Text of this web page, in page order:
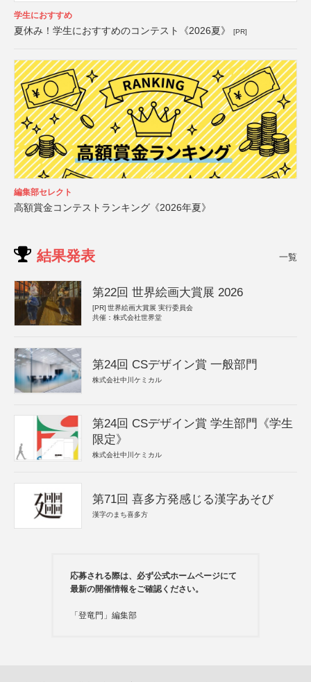
学生におすすめ
夏休み！学生におすすめのコンテスト《2026夏》 [PR]
編集部セレクト
高額賞金コンテストランキング《2026年夏》
結果発表 一覧
第22回 世界絵画大賞展 2026
[PR] 世界絵画大賞展 実行委員会
共催：株式会社世界堂
第24回 CSデザイン賞 一般部門
株式会社中川ケミカル
第24回 CSデザイン賞 学生部門《学生
限定》
株式会社中川ケミカル
第71回 喜多方発感じる漢字あそび
漢字のまち喜多方
応募される際は、必ず公式ホームページにて
最新の開催情報をご確認ください。
「登竜門」編集部